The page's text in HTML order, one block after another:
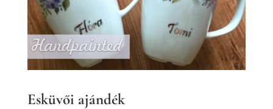
Esküvői ajándék